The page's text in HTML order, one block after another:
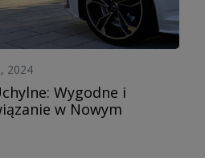
2024
Wygodne i
w Nowym